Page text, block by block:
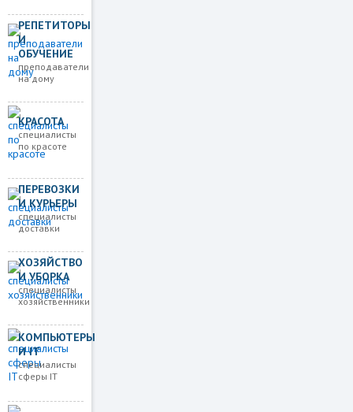
РЕПЕТИТОРЫ
И
ОБУЧЕНИЕ
преподаватели
на дому
КРАСОТА
специалисты
по красоте
ПЕРЕВОЗКИ
И КУРЬЕРЫ
специалисты
доставки
ХОЗЯЙСТВО
И УБОРКА
специалисты
хозяйственники
КОМПЬЮТЕРЫ
И IT
специалисты
сферы IT